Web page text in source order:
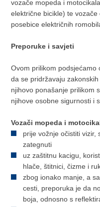
vozače mopeda i
električne bicikle) te vozače
posebice električnih
Preporuke i savjeti
Ovom prilikom podsjećamo
da se pridržavaju
njihovo ponašanje prilikom
njihove osobne sigurnosti i
Vozači mopeda i
prije vožnje očistiti vizir,
zategnuti
uz zaštitnu kacigu,
hlače, štitnici, čizme i
zbog ionako manje, a
cesti, preporuka je da
boja, odnosno s